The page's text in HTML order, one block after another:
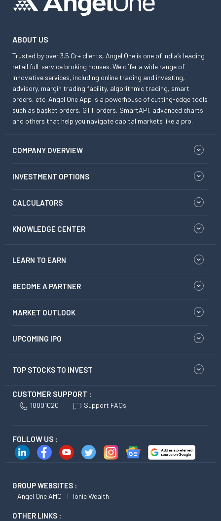
ABOUT US
Trusted by over 3.5 Cr+ clients, Angel One is one of India’s leading
retail full-service broking houses. We offer a wide range of
innovative services, including online trading and investing,
advisory, margin trading facility, algorithmic trading, smart
orders, etc. Angel One App is a powerhouse of cutting-edge tools
such as basket orders, GTT orders, SmartAPI, advanced charts
and others that help you navigate capital markets like a pro.
COMPANY OVERVIEW
INVESTMENT OPTIONS
CALCULATORS
KNOWLEDGE CENTER
LEARN TO EARN
BECOME A PARTNER
MARKET OUTLOOK
UPCOMING IPO
TOP STOCKS TO INVEST
CUSTOMER SUPPORT :
18001020 Support FAQs
FOLLOW US :
GROUP WEBSITES :
Angel One AMC Ionic Wealth
OTHER LINKS :